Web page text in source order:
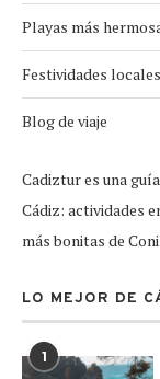
Playas más
Festividades
Blog de viaje
Cadiztur es una
Cádiz: actividades
más bonitas de
LO MEJOR DE
1